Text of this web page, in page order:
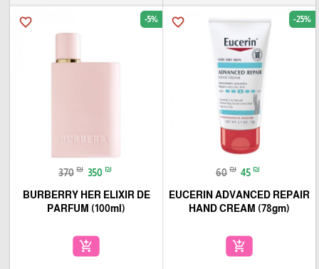
favorite_border -25%
60 ₪ 45 ₪
EUCERIN ADVANCED REPAIR
HAND CREAM (78gm)
add_shopping_cart
favorite_border -5%
370 ₪ 350 ₪
BURBERRY HER ELIXIR DE
PARFUM (100ml)
add_shopping_cart